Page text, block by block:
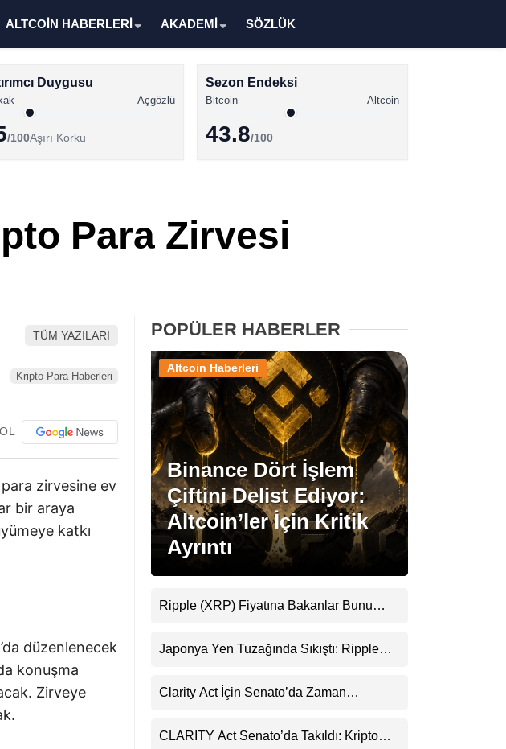
XRP Haberleri
Memecoin Haberleri
Stablecoin Haberleri
Facebook
Instagram
LinkedIn
ALTCOİN HABERLERİ AKADEMİ SÖZLÜK
Duygusu
Açgözlü
/100Aşırı Korku
Sezon Endeksi
Bitcoin Altcoin
43.8/100
Para Zirvesi
TÜM YAZILARI
Kripto Para Haberleri
zirvesine ev
bir araya
katkı
düzenlenecek
konuşma
Zirveye
POPÜLER HABERLER
Binance Dört İşlem
Çiftini Delist Ediyor:
Altcoin’ler İçin Kritik
Ayrıntı
Altcoin Haberleri
Ripple (XRP) Fiyatına Bakanlar Bunu
Uyarı
Japonya Yen Tuzağında Sıkıştı: Ripple
Clarity Act İçin Senato’da Zaman
CLARITY Act Senato’da Takıldı: Kripto